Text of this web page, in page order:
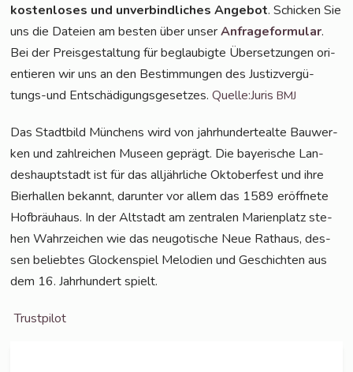
kos­ten­lo­ses und unver­bind­li­ches Ange­bot. Schi­cken Sie
uns die Datei­en am bes­ten über unserAnfra­ge­for­mu­lar.
Bei der Preis­ge­stal­tung für beglau­big­te Über­set­zun­gen ori­
en­tie­ren wir uns an den Bestim­mun­gen des Jus­tiz­ver­gü­
tungs-und Ent­schä­di­gungs­ge­set­zes.Quelle:JurisBMJ
Das Stadt­bild Mün­chens wird von jahr­hun­der­te­al­te Bau­wer­
ken und zahl­rei­chen Muse­en geprägt. Die baye­ri­sche Lan­
des­haupt­stadt ist für das all­jähr­li­che Okto­ber­fest und ihre
Bier­hal­len bekannt, dar­un­ter vor allem das 1589 eröff­ne­te
Hof­bräu­haus. In der Alt­stadt am zen­tra­len Mari­en­platz ste­
hen Wahr­zei­chen wie das neu­go­ti­sche Neue Rat­haus, des­
sen belieb­tes Glo­cken­spiel Melo­dien und Geschich­ten aus
dem 16. Jahr­hun­dert spielt.
Trust­pi­lot